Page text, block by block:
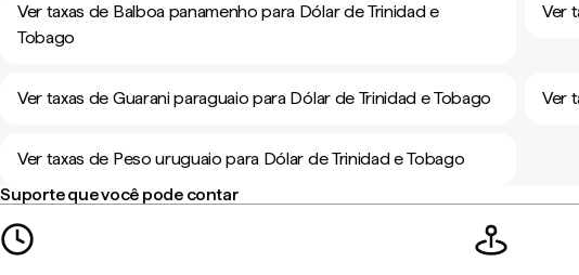
Ver taxas de Balboa panamenho para Dólar de Trinidad e
Tobago
Ver
Ver taxas de Guarani paraguaio para Dólar de Trinidad e Tobago Ver
Ver taxas de Peso uruguaio para Dólar de Trinidad e Tobago
Suporte que você pode contar